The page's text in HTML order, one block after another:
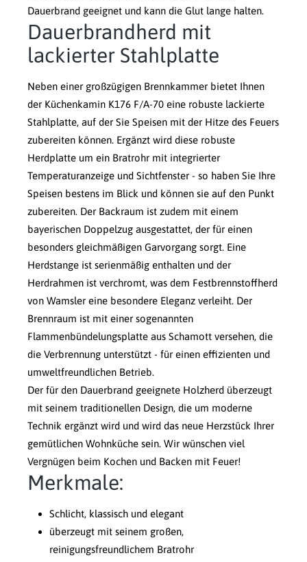
Dauerbrand geeignet und kann die Glut lange halten.
Dauerbrandherd mit
lackierter Stahlplatte
Neben einer großzügigen Brennkammer bietet Ihnen
der Küchenkamin K176 F/A-70 eine robuste lackierte
Stahlplatte, auf der Sie Speisen mit der Hitze des Feuers
zubereiten können. Ergänzt wird diese robuste
Herdplatte um ein Bratrohr mit integrierter
Temperaturanzeige und Sichtfenster - so haben Sie Ihre
Speisen bestens im Blick und können sie auf den Punkt
zubereiten. Der Backraum ist zudem mit einem
bayerischen Doppelzug ausgestattet, der für einen
besonders gleichmäßigen Garvorgang sorgt. Eine
Herdstange ist serienmäßig enthalten und der
Herdrahmen ist verchromt, was dem Festbrennstoffherd
von Wamsler eine besondere Eleganz verleiht. Der
Brennraum ist mit einer sogenannten
Flammenbündelungsplatte aus Schamott versehen, die
die Verbrennung unterstützt - für einen effizienten und
umweltfreundlichen Betrieb.
Der für den Dauerbrand geeignete Holzherd überzeugt
mit seinem traditionellen Design, die um moderne
Technik ergänzt wird und wird das neue Herzstück Ihrer
gemütlichen Wohnküche sein. Wir wünschen viel
Vergnügen beim Kochen und Backen mit Feuer!
Merkmale:
Schlicht, klassisch und elegant
überzeugt mit seinem großen,
reinigungsfreundlichem Bratrohr